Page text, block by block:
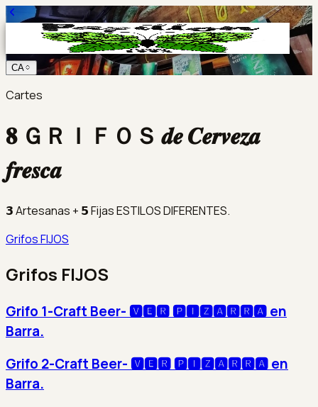
CA
Cartes
𝟖 ＧＲＩＦＯＳ 𝒅𝒆 𝑪𝒆𝒓𝒗𝒆𝒛𝒂
𝒇𝒓𝒆𝒔𝒄𝒂
𝟯 Artesanas + 𝟱 Fijas ESTILOS DIFERENTES.
Grifos FIJOS
Grifos FIJOS
Grifo 1-Craft Beer- 🆅🅴🆁 🅿🅸🆉🅰🆁🆁🅰 en
Barra.
Grifo 2-Craft Beer- 🆅🅴🆁 🅿🅸🆉🅰🆁🆁🅰 en
Barra.